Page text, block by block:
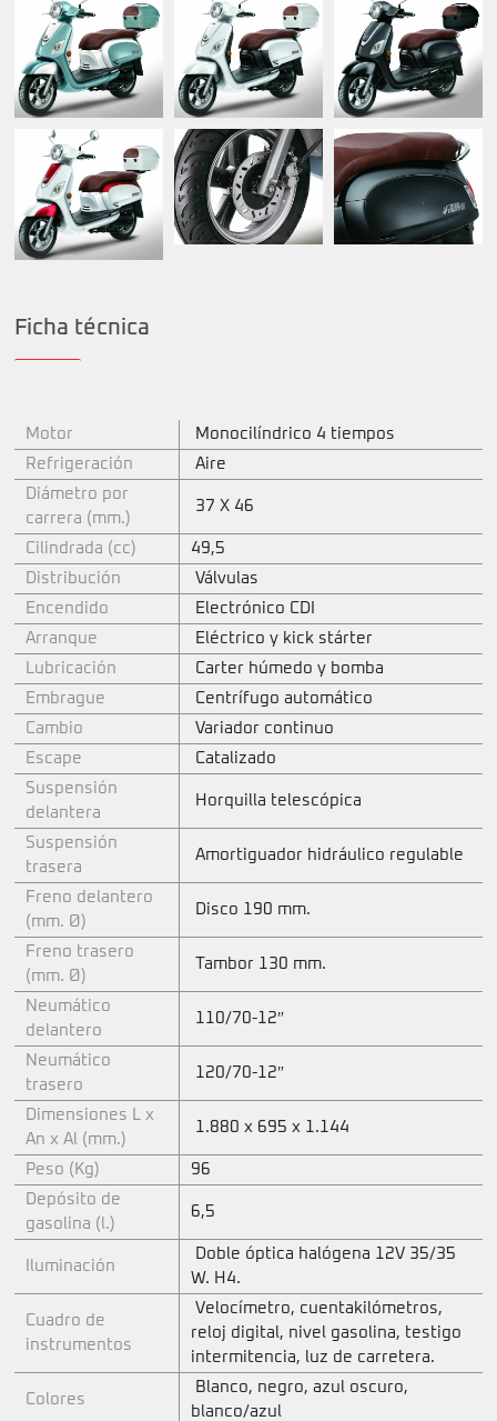
Ficha técnica
Motor
Monocilíndrico 4 tiempos
Refrigeración
Aire
Diámetro por
carrera (mm.)
37 X 46
Cilindrada (cc)
49,5
Distribución
Válvulas
Encendido
Electrónico CDI
Arranque
Eléctrico y kick stárter
Lubricación
Carter húmedo y bomba
Embrague
Centrífugo automático
Cambio
Variador continuo
Escape
Catalizado
Suspensión
delantera
Horquilla telescópica
Suspensión
trasera
Amortiguador hidráulico regulable
Freno delantero
(mm. Ø)
Disco 190 mm.
Freno trasero
(mm. Ø)
Tambor 130 mm.
Neumático
delantero
110/70-12″
Neumático
trasero
120/70-12″
Dimensiones L x
An x Al (mm.)
1.880 x 695 x 1.144
Peso (Kg)
96
Depósito de
gasolina (l.)
6,5
Iluminación
Doble óptica halógena 12V 35/35
W. H4.
Cuadro de
instrumentos
Velocímetro, cuentakilómetros,
reloj digital, nivel gasolina, testigo
intermitencia, luz de carretera.
Colores
Blanco, negro, azul oscuro,
blanco/azul